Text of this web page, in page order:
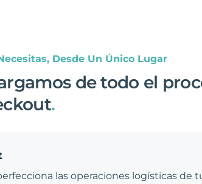
Desde Un Único Lugar
de todo el
.
las operaciones logísticas de